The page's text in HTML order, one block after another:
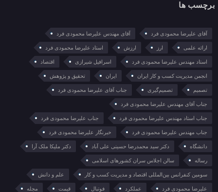
برچسب ها
آقای علیرضا محمودی فرد آقای مهندس علیرضا محمودی فرد
ارائه علمی ارز ارزش استاد علیرضا محمودی فرد
استاد مهندس علیرضا محمودی فرد اسرافیل شیرازی اقتصاد
انجمن مدیریت کسب و کار ایران ایران تحقیق و پژوهش
تصمیم تصمیم‌گیری جناب آقای علیرضا محمودی فرد
جناب آقای مهندس علیرضا محمودی فرد
جناب استاد مهندس علیرضا محمودی فرد جناب علیرضا محمودی فرد
جناب مهندس علیرضا محمودی فرد خبرنگار علیرضا محمودی فرد
دانشگاه دکتر سید محمدرضا حسینی علی آباد دکتر ملیکا ملک آرا
رساله سالن اجلاس سران کشورهای اسلامی
سومین کنفرانس بین‌المللی اقتصاد و مدیریت کسب و کار علم و دانش
علیرضا محمودی فرد عملکرد فوتبال قیمت مجله